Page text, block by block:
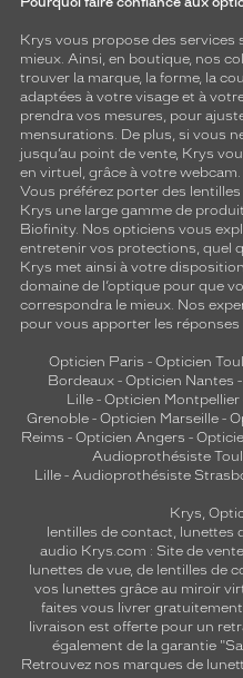
Krys vous propose des services
mieux. Ainsi, en boutique, nos
trouver la marque, la forme, la
adaptées à votre visage et à
prendra vos mesures, pour
mensurations. De plus, si vous
jusqu’au point de vente, Krys
en virtuel, grâce à votre webcam.
Vous préférez porter des
Krys une large gamme de
Biofinity. Nos opticiens vous
entretenir vos protections, quel
Krys met ainsi à votre
domaine de l’optique pour que
correspondra le mieux. Nos
pour vous apporter les réponses
Opticien Paris - Opticien
Bordeaux- Opticien Nantes -
Lille - Opticien Montpellier
Grenoble - Opticien Marseille -
Reims - Opticien Angers -
Audioprothésiste
Lille- Audioprothésiste
Krys,
lentilles de contact, lunettes
audio Krys.com : Site de
lunettes de vue, de lentilles de
vos lunettes grâce au miroir
faites vous livrer
livraison est offerte pour un
également de la garantie
Retrouvez nos marques de